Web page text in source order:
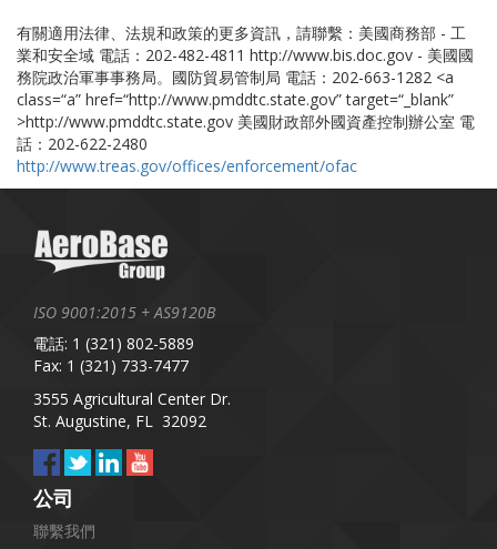
有關適用法律、法規和政策的更多資訊，請聯繫：美國商務部 - 工
業和安全域 電話：202-482-4811 http://www.bis.doc.gov - 美國國
務院政治軍事事務局。國防貿易管制局 電話：202-663-1282 <a
class=“a” href=“http://www.pmddtc.state.gov” target=“_blank”
>http://www.pmddtc.state.gov 美國財政部外國資產控制辦公室 電
話：202-622-2480
http://www.treas.gov/offices/enforcement/ofac
ISO 9001:2015 + AS9120B
電話: 1 (321) 802-5889
Fax: 1 (321) 733-7477
3555 Agricultural Center Dr.
St. Augustine, FL 32092
公司
聯繫我們